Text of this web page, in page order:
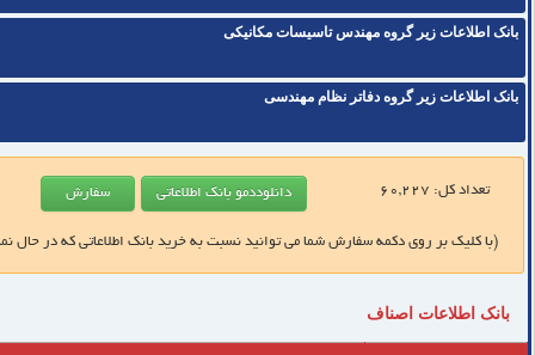
بانک اطلاعات زیر گروه مهندس تاسیسات مکانیکی
بانک اطلاعات زیر گروه دفاتر نظام مهندسی
تعداد کل: 60,227
(با کلیک بر روی دکمه سفارش شما می توانید نسبت به خرید بانک اطلاعاتی که در حال
بانک اطلاعات اصناف